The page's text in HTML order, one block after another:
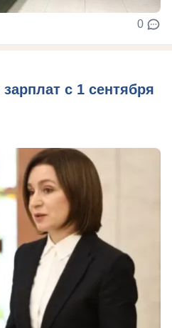
0
с 1 сентября